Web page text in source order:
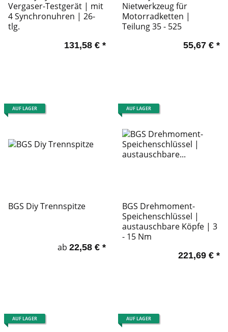
Vergaser-Testgerät | mit
4 Synchronuhren | 26-
tlg.
131,58 € *
Nietwerkzeug für
Motorradketten |
Teilung 35 - 525
55,67 € *
AUF LAGER
BGS Diy Trennspitze
ab 22,58 € *
AUF LAGER
BGS Drehmoment-
Speichenschlüssel |
austauschbare Köpfe | 3
- 15 Nm
221,69 € *
AUF LAGER AUF LAGER